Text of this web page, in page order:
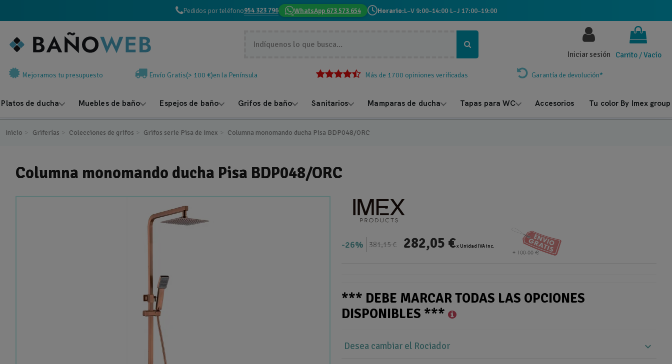
Pedidos por teléfono954 323 796 WhatsApp 673 573 654 Horario:L–V 9:00–14:00·L–J 17:00–19:00
Carrito /Vacío
Iniciar sesión
Mejoramos tu presupuesto Envío Gratis(> 100 €)en la Península Más de 1700 opiniones verificadas Garantía de devolución*
Platos de ducha Muebles de baño Espejos de baño Grifos de baño Sanitarios Mamparas de ducha Tapas para WC Accesorios Tu color By Imex group
Inicio Griferías Colecciones de grifos Grifos serie Pisa de Imex Columna monomando ducha Pisa BDP048/ORC
Columna monomando ducha Pisa BDP048/ORC
26% 381,15 € 282,05 €x Unidad IVA inc.
*** DEBE MARCAR TODAS LAS OPCIONES
DISPONIBLES ***
Desea cambiar el Rociador expand_more